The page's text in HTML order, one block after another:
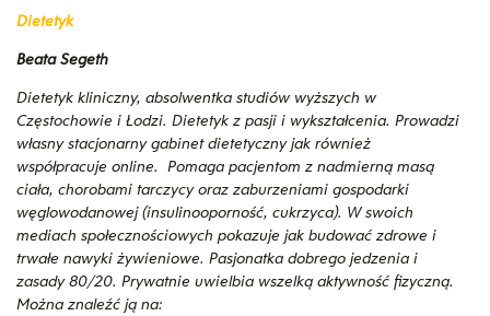
Dietetyk
Beata Segeth
Dietetyk kliniczny, absolwentka studiów wyższych w
Częstochowie i Łodzi. Dietetyk z pasji i wykształcenia. Prowadzi
własny stacjonarny gabinet dietetyczny jak również
współpracuje online. Pomaga pacjentom z nadmierną masą
ciała, chorobami tarczycy oraz zaburzeniami gospodarki
węglowodanowej (insulinooporność, cukrzyca). W swoich
mediach społecznościowych pokazuje jak budować zdrowe i
trwałe nawyki żywieniowe. Pasjonatka dobrego jedzenia i
zasady 80/20. Prywatnie uwielbia wszelką aktywność fizyczną.
Można znaleźć ją na: